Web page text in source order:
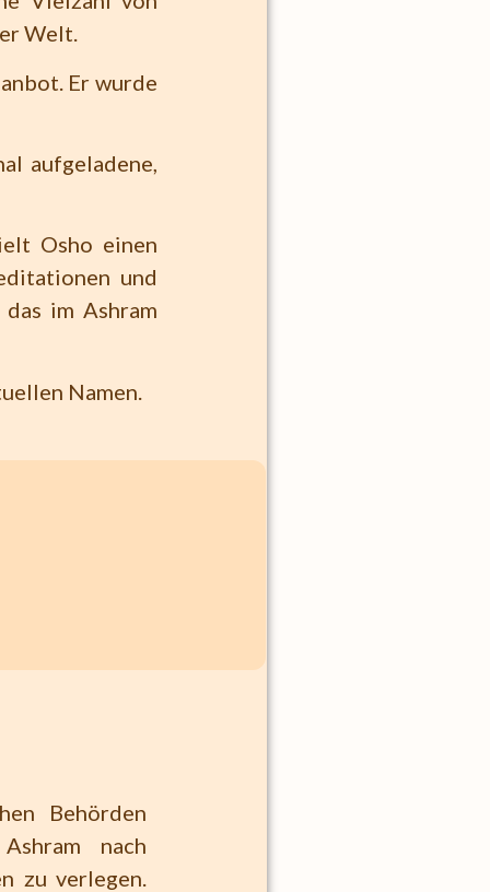
Welt.
Er wurde
aufgeladene,
Osho einen
und
im Ashram
Namen.
Behörden
nach
zu verlegen.